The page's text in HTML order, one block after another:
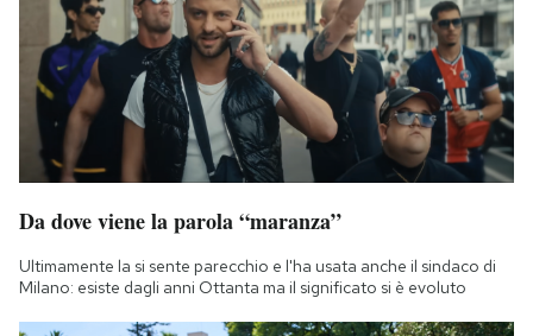
Da dove viene la parola “maranza”
Ultimamente la si sente parecchio e l'ha usata anche il sindaco di
Milano: esiste dagli anni Ottanta ma il significato si è evoluto